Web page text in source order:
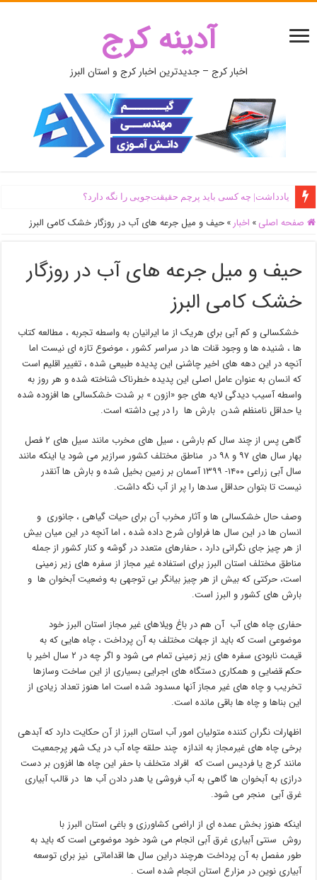
آدینه کرج
اخبار کرج – جدیدترین اخبار کرج و استان البرز
یادداشت| ‌چه کسی باید پرچم حقیقت‌جویی را نگه دارد؟
صفحه اصلی » اخبار » حیف و میل جرعه های آب در روزگار خشک کامی البرز
حیف و میل جرعه های آب در روزگار
خشک کامی البرز
خشکسالی و کم آبی برای هریک از ما ایرانیان به واسطه تجربه ، مطالعه کتاب
ها ، شنیده ها و وجود قنات ها در سراسر کشور ، موضوع تازه ای نیست اما
آنچه در این دهه های اخیر چاشنی این پدیده طبیعی شده ، تغییر اقلیم است
که انسان به عنوان عامل اصلی این پدیده خطرناک شناخته شده و هر روز به
واسطه آسیب دیدگی لایه های جو «ازون » بر شدت خشکسالی ها افزوده شده
یا حداقل نامنظم شدن بارش ها را در پی داشته است.
گاهی پس از چند سال کم بارشی ، سیل های مخرب مانند سیل های ۲ فصل
بهار سال های ۹۷ و ۹۸ در مناطق مختلف کشور سرازیر می شود یا اینکه مانند
سال آبی زراعی ۱۴۰۰- ۱۳۹۹ آسمان بر زمین بخیل شده و بارش ها آنقدر
نیست تا بتوان حداقل سدها را پر از آب نگه داشت.
وصف حال خشکسالی ها و آثار مخرب آن برای حیات گیاهی ، جانوری و
انسان ها در این سال ها فراوان شرح داده شده ، اما آنچه در این میان بیش
از هر چیز جای نگرانی دارد ، حفارهای متعدد در گوشه و کنار کشور از جمله
مناطق مختلف استان البرز برای استفاده غیر مجاز از سفره های زیر زمینی
است، حرکتی که بیش از هر چیز بیانگر بی توجهی به وضعیت آبخوان ها و
بارش های کشور و البرز است.
حفاری چاه های آب آن هم در باغ ویلاهای غیر مجاز استان البرز خود
موضوعی است که باید از جهات مختلف به آن پرداخت ، چاه هایی که به
قیمت نابودی سفره های زیر زمینی تمام می شود و اگر چه در ۲ سال اخیر با
حکم قضایی و همکاری دستگاه های اجرایی بسیاری از این ساخت وسازها
تخریب و چاه های غیر مجاز آنها مسدود شده است اما هنوز تعداد زیادی از
این بناها و چاه ها باقی مانده است.
اظهارات نگران کننده متولیان امور آب استان البرز از آن حکایت دارد که آبدهی
برخی چاه های غیرمجاز به اندازه چند حلقه چاه آب در یک شهر پرجمعیت
مانند کرج یا فردیس است که افراد متخلف با حفر این چاه ها افزون بر دست
درازی به آبخوان ها گاهی به آب فروشی یا هدر دادن آب ها در قالب آبیاری
غرق آبی منجر می شود.
اینکه هنوز بخش عمده ای از اراضی کشاورزی و باغی استان البرز با
روش سنتی آبیاری غرق آبی انجام می شود خود موضوعی است که باید به
طور مفصل به آن پرداخت هرچند دراین سال ها اقداماتی نیز برای توسعه
آبیاری نوین در مزارع استان انجام شده است .